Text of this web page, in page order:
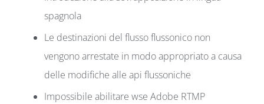
spagnola
Le destinazioni del flusso flussonico non
vengono arrestate in modo appropriato a causa
delle modifiche alle api flussoniche
Impossibile abilitare wse Adobe RTMP